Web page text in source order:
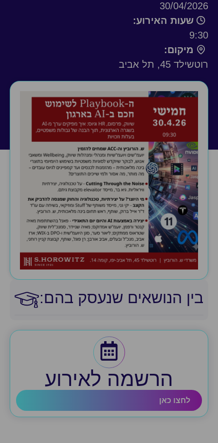
30/04/2026
שעות האירוע:
9:30
מיקום:
רוטשילד 45, תל אביב
בין הנושאים שנעסק בהם:​
הרשמה לאירוע
לחצו כאן